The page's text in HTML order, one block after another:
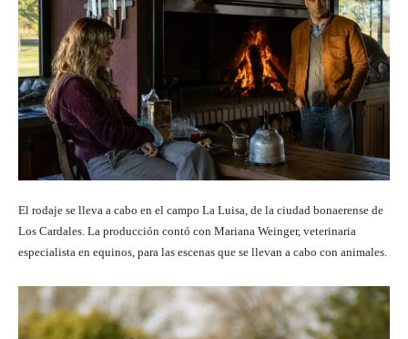
El rodaje se lleva a cabo en el campo La Luisa, de la ciudad bonaerense de
Los Cardales. La producción contó con Mariana Weinger, veterinaria
especialista en equinos, para las escenas que se llevan a cabo con animales.